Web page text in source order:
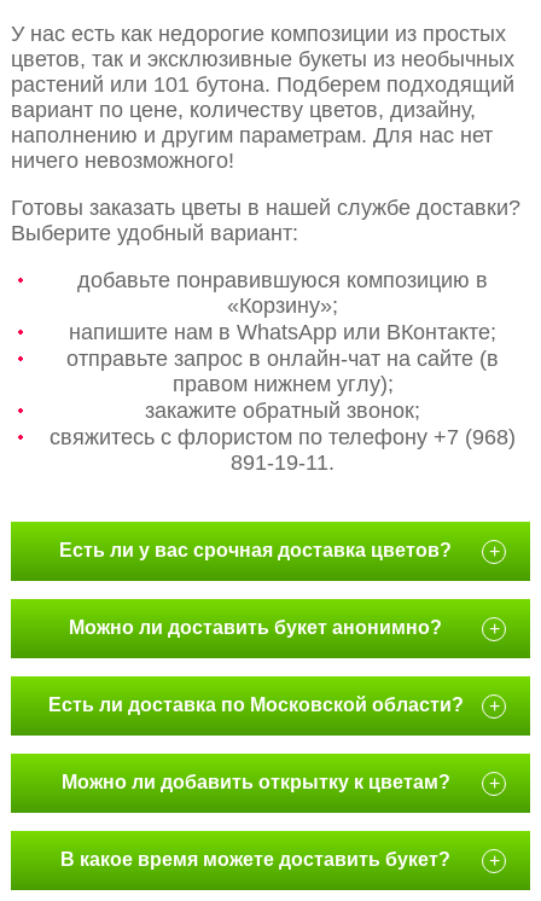
У нас есть как недорогие композиции из простых
цветов, так и эксклюзивные букеты из необычных
растений или 101 бутона. Подберем подходящий
вариант по цене, количеству цветов, дизайну,
наполнению и другим параметрам. Для нас нет
ничего невозможного!
Готовы заказать цветы в нашей службе доставки?
Выберите удобный вариант:
добавьте понравившуюся композицию в
«Корзину»;
напишите нам в WhatsApp или ВКонтакте;
отправьте запрос в онлайн-чат на сайте (в
правом нижнем углу);
закажите обратный звонок;
свяжитесь с флористом по телефону +7 (968)
891-19-11.
Есть ли у вас срочная доставка цветов? +
Можно ли доставить букет анонимно? +
Есть ли доставка по Московской области? +
Можно ли добавить открытку к цветам? +
В какое время можете доставить букет? +